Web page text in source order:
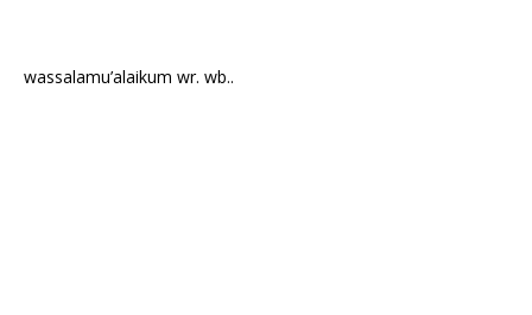
wassalamu’alaikum wr. wb..